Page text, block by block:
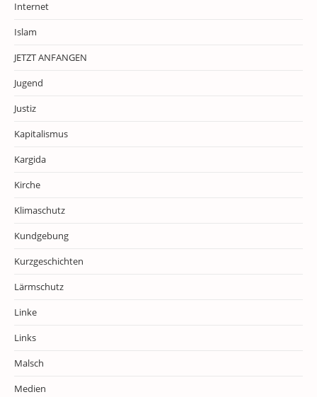
Internet
Islam
JETZT ANFANGEN
Jugend
Justiz
Kapitalismus
Kargida
Kirche
Klimaschutz
Kundgebung
Kurzgeschichten
Lärmschutz
Linke
Links
Malsch
Medien